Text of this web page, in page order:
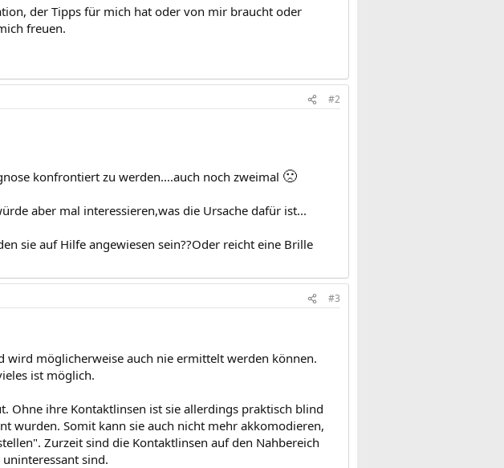
der Tipps für mich hat oder von mir braucht oder
freuen.
#2
konfrontiert zu werden....auch noch zweimal 🙁
aber mal interessieren,was die Ursache dafür ist...
sie auf Hilfe angewiesen sein??Oder reicht eine Brille
#3
wird möglicherweise auch nie ermittelt werden können.
ist möglich.
Ohne ihre Kontaktlinsen ist sie allerdings praktisch blind
wurden. Somit kann sie auch nicht mehr akkomodieren,
Zurzeit sind die Kontaktlinsen auf den Nahbereich
sind.